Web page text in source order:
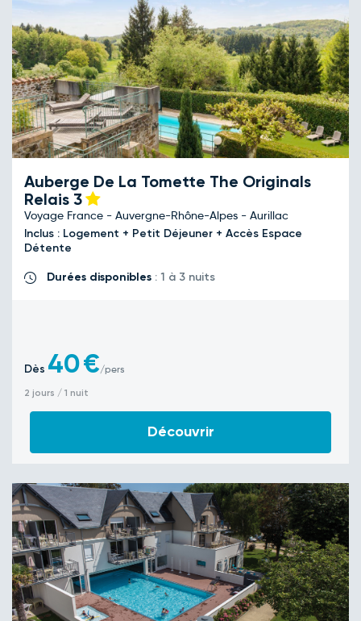
Auberge De La Tomette The Originals
Relais 3
Voyage France - Auvergne-Rhône-Alpes - Aurillac
Inclus : Logement + Petit Déjeuner + Accès Espace
Détente
Durées disponibles : 1 à 3 nuits
Dès 40€/pers
2 jours / 1 nuit
Découvrir